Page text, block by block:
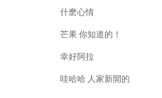
什麽心情
芒果 你知道的！
幸好阿拉
哇哈哈 人家新開的